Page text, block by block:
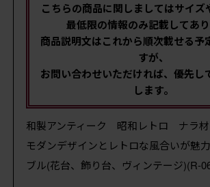
こちらの商品に関しましてはサイズ
最低限の情報のみ記載してあり
商品説明文はこれから順次載せる予
すが、
お問い合わせいただければ、優先し
します。
和製アンティーク 昭和レトロ ナラ
モダンデザインとレトロな風合いが魅
ブル(花台、飾り台、ヴィンテージ)(R-